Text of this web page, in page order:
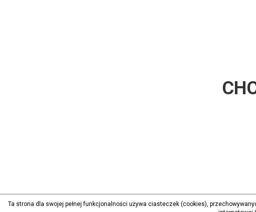
Ta strona dla swojej pełnej funkcjonalności używa ciasteczek (cookies),